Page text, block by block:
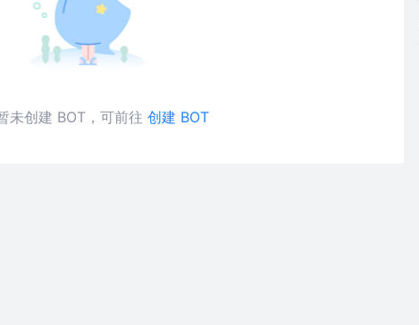
未创建 BOT，可前往 创建 BOT